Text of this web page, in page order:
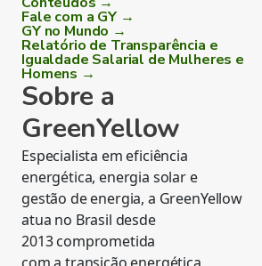
Fale com a GY →
GY no Mundo →
Relatório de Transparência e
Igualdade Salarial de Mulheres e
Homens →
Sobre a
GreenYellow
Especialista em eficiência
energética, energia solar e
gestão de energia, a GreenYellow
atua no Brasil desde
2013 comprometida